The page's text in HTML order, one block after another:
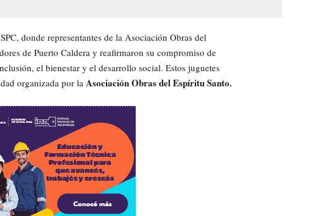
donde representantes de la Asociación Obras del
de Puerto Caldera y reafirmaron su compromiso de
el bienestar y el desarrollo social. Estos juguetes
organizada por la Asociación Obras del Espíritu Santo.